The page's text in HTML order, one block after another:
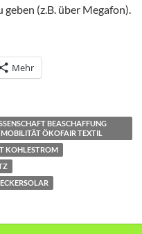
(z.B. über Megafon).
Mehr
BEASCHAFFUNG
ÖKOFAIR TEXTIL
KOHLESTROM